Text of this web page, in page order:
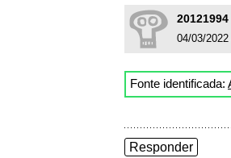
20121994
04/03/
Fonte identificada:
Responder